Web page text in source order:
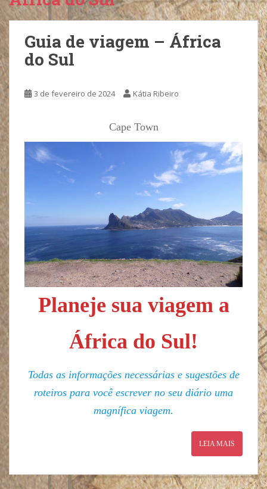
Guia de viagem – África
do Sul
3 de fevereiro de 2024 Kátia Ribeiro
Cape Town
Planeje sua viagem a
África do Sul!
Todas as informações necessárias e sugestões de
roteiros para você escrever no seu diário uma
magnífica viagem.
LEIA MAIS